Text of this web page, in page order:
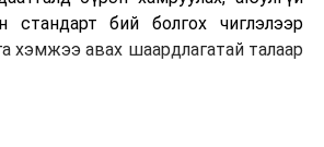
стандарт бий болгох чиглэлээр
хэмжээ авах шаардлагатай талаар